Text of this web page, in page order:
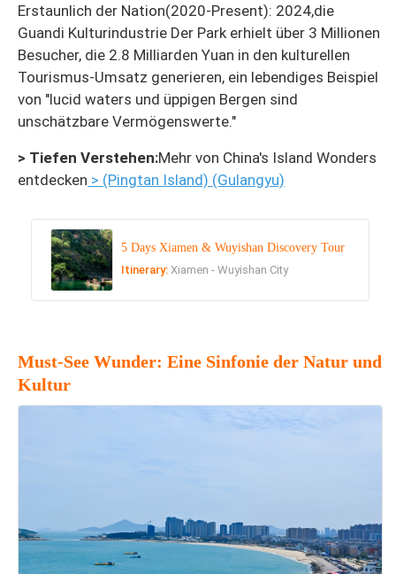
Erstaunlich der Nation(2020-Present): 2024,die
Guandi Kulturindustrie Der Park erhielt über 3 Millionen
Besucher, die 2.8 Milliarden Yuan in den kulturellen
Tourismus-Umsatz generieren, ein lebendiges Beispiel
von "lucid waters und üppigen Bergen sind
unschätzbare Vermögenswerte."
> Tiefen Verstehen:Mehr von China's Island Wonders
entdecken > (Pingtan Island) (Gulangyu)
5 Days Xiamen & Wuyishan Discovery Tour
Itinerary:Xiamen - Wuyishan City
Must-See Wunder: Eine Sinfonie der Natur und
Kultur